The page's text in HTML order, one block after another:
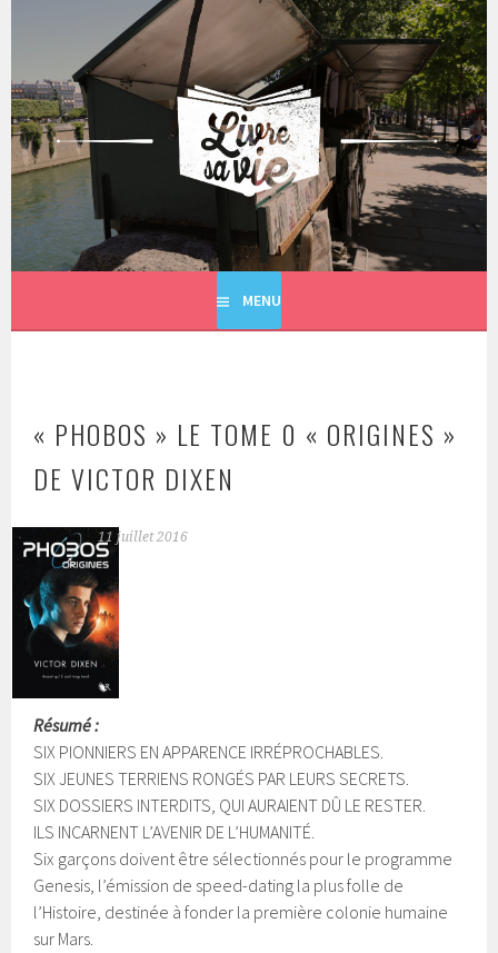
principal
LIVRE SA VIE
MENU
« PHOBOS » LE TOME 0 « ORIGINES »
DE VICTOR DIXEN
11 juillet 2016
Résumé :
SIX PIONNIERS EN APPARENCE IRRÉPROCHABLES.
SIX JEUNES TERRIENS RONGÉS PAR LEURS SECRETS.
SIX DOSSIERS INTERDITS, QUI AURAIENT DÛ LE RESTER.
ILS INCARNENT L’AVENIR DE L’HUMANITÉ.
Six garçons doivent être sélectionnés pour le programme
Genesis, l’émission de speed-dating la plus folle de
l’Histoire, destinée à fonder la première colonie humaine
sur Mars.